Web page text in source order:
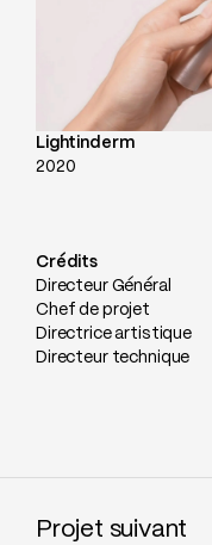
Lightinderm
2020
Crédits
Directeur Général
Chef de projet
Directrice artistique
Directeur technique
Projet suivant